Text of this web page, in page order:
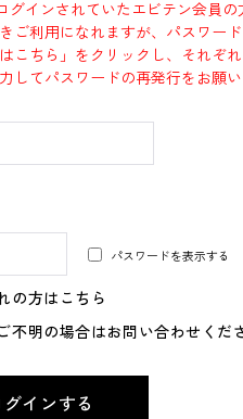
グインされていたエビテン会員
ご利用になれますが、パスワー
こちら」をクリックし、それぞ
してパスワードの再発行をお願い
パスワードを表示する
の方はこちら
不明の場合はお問い合わせくだ